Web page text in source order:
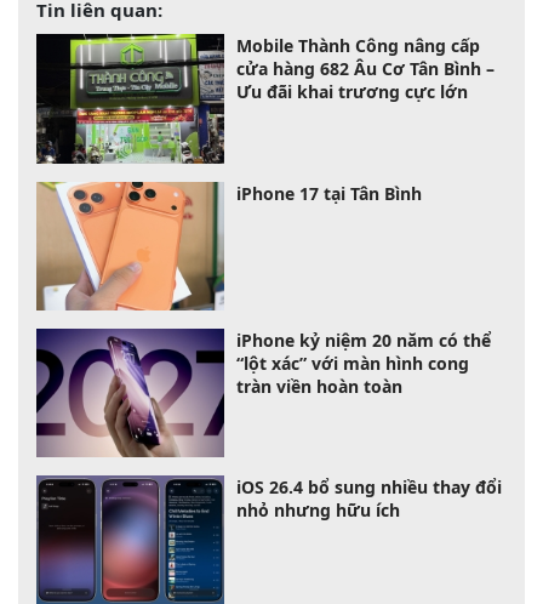
Tin liên quan:
Mobile Thành Công nâng cấp
cửa hàng 682 Âu Cơ Tân Bình –
Ưu đãi khai trương cực lớn
iPhone 17 tại Tân Bình
iPhone kỷ niệm 20 năm có thể
“lột xác” với màn hình cong
tràn viền hoàn toàn
iOS 26.4 bổ sung nhiều thay đổi
nhỏ nhưng hữu ích